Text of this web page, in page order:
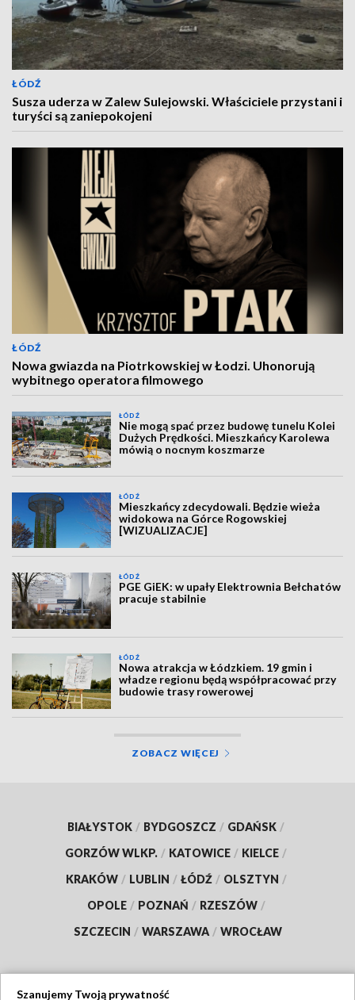
ŁÓDŹ
Susza uderza w Zalew Sulejowski. Właściciele przystani i
turyści są zaniepokojeni
ŁÓDŹ
Nowa gwiazda na Piotrkowskiej w Łodzi. Uhonorują
wybitnego operatora filmowego
ŁÓDŹ
Nie mogą spać przez budowę tunelu Kolei
Dużych Prędkości. Mieszkańcy Karolewa
mówią o nocnym koszmarze
ŁÓDŹ
Mieszkańcy zdecydowali. Będzie wieża
widokowa na Górce Rogowskiej
[WIZUALIZACJE]
ŁÓDŹ
PGE GiEK: w upały Elektrownia Bełchatów
pracuje stabilnie
ŁÓDŹ
Nowa atrakcja w Łódzkiem. 19 gmin i
władze regionu będą współpracować przy
budowie trasy rowerowej
ZOBACZ WIĘCEJ
BIAŁYSTOK / BYDGOSZCZ / GDAŃSK /
GORZÓW WLKP. / KATOWICE / KIELCE /
KRAKÓW / LUBLIN / ŁÓDŹ / OLSZTYN /
OPOLE / POZNAŃ / RZESZÓW /
SZCZECIN / WARSZAWA / WROCŁAW
Szanujemy Twoją prywatność